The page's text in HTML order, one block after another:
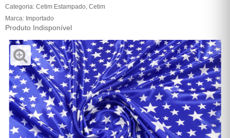
Categoria: Cetim Estampado Cetim
Marca: Importado
Produto Indisponível